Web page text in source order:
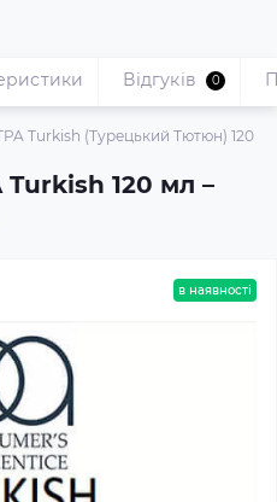
Turkish (Турецький Тютюн) 120 мл
120 мл –
Відгуків 0
в наявності